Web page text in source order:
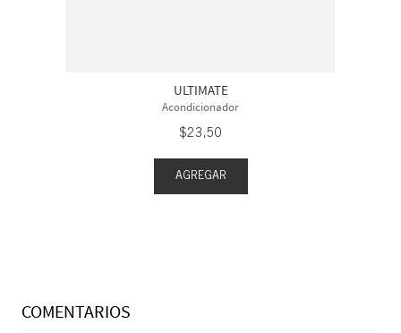
ULTIMATE
Acondicionador
$23,50
AGREGAR
COMENTARIOS